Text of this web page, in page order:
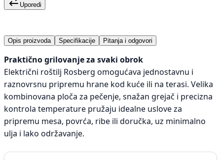
Uporedi
Opis proizvoda Specifikacije Pitanja i odgovori
Praktično grilovanje za svaki obrok
Električni roštilj Rosberg omogućava jednostavnu i
raznovrsnu pripremu hrane kod kuće ili na terasi. Velika
kombinovana ploča za pečenje, snažan grejač i precizna
kontrola temperature pružaju idealne uslove za
pripremu mesa, povrća, ribe ili doručka, uz minimalno
ulja i lako održavanje.